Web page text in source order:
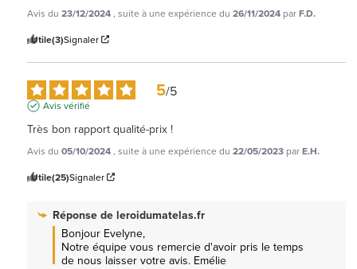
Avis du 23/12/2024, suite à une expérience du 26/11/2024 parF.D.
Utile(3)Signaler
5/5
Avis vérifié
Très bon rapport qualité-prix !
Avis du 05/10/2024, suite à une expérience du 22/05/2023 parE.H.
Utile(25)Signaler
Réponse de leroidumatelas.fr
Bonjour Evelyne,
Notre équipe vous remercie d'avoir pris le temps
de nous laisser votre avis. Emélie